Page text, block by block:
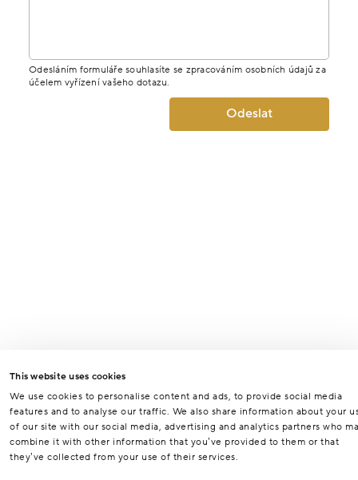
This website uses cookies
We use cookies to personalise content and ads, to provide social media
features and to analyse our traffic. We also share information about your
of our site with our social media, advertising and analytics partners who
combine it with other information that you’ve provided to them or that
they’ve collected from your use of their services.
Odesláním formuláře souhlasíte se zpracováním osobních údajů za
účelem vyřízení vašeho dotazu.
Odeslat